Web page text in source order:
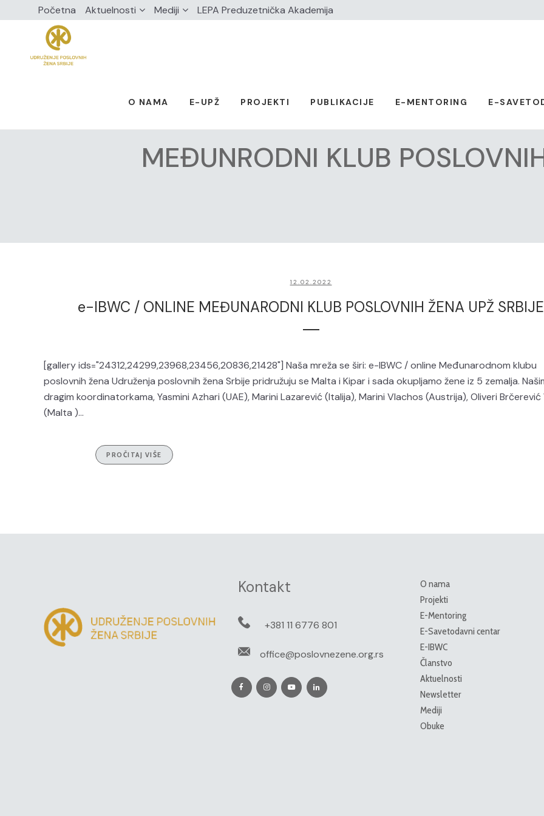
Početna Aktuelnosti Mediji LEPA Preduzetnička Akademija
O NAMA E-UPŽ PROJEKTI PUBLIKACIJE E-MENTORING E-
MEĐUNRODNI KLUB
12.02.2022
e-IBWC / ONLINE MEĐUNARODNI KLUB POSLOVNIH ŽENA UPŽ SRBIJE
[gallery ids="24312,24299,23968,23456,20836,21428"] Naša mreža se širi: e-IBWC / online Međunarodnom klubu
poslovnih žena Udruženja poslovnih žena Srbije pridružuju se Malta i Kipar i sada okupljamo žene iz 5 zemalja.
dragim koordinatorkama, Yasmini Azhari (UAE), Marini Lazarević (Italija), Marini Vlachos (Austrija), Oliveri Brčerević
(Malta )...
PROČITAJ VIŠE
Kontakt
+381 11 6776 801
office@poslovnezene.org.rs
O nama
Projekti
E-Mentoring
E-Savetodavni centar
E-IBWC
Članstvo
Aktuelnosti
Newsletter
Mediji
Obuke